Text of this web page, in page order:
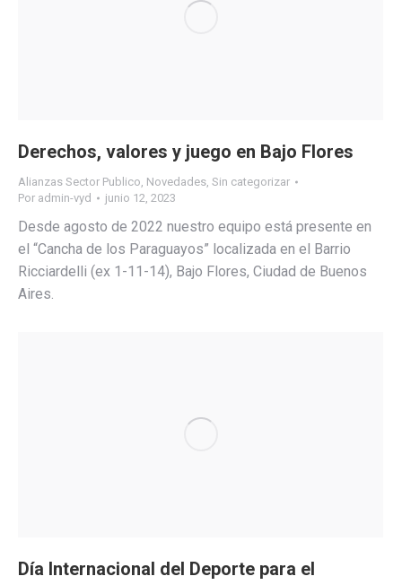
Derechos, valores y juego en Bajo Flores
Alianzas Sector Publico, Novedades, Sin categorizar
Por admin-vyd junio 12, 2023
Desde agosto de 2022 nuestro equipo está presente en
el “Cancha de los Paraguayos” localizada en el Barrio
Ricciardelli (ex 1-11-14), Bajo Flores, Ciudad de Buenos
Aires.
Día Internacional del Deporte para el